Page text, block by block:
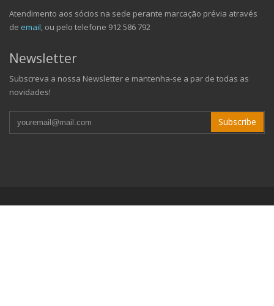
Atendimento aos sócios na sede perante marcação prévia através
de email , ou pelo telefone 912 586 792
Newsletter
Subscreva a nossa Newsletter e mantenha-se a par de todas as
novidades!
Subscribe